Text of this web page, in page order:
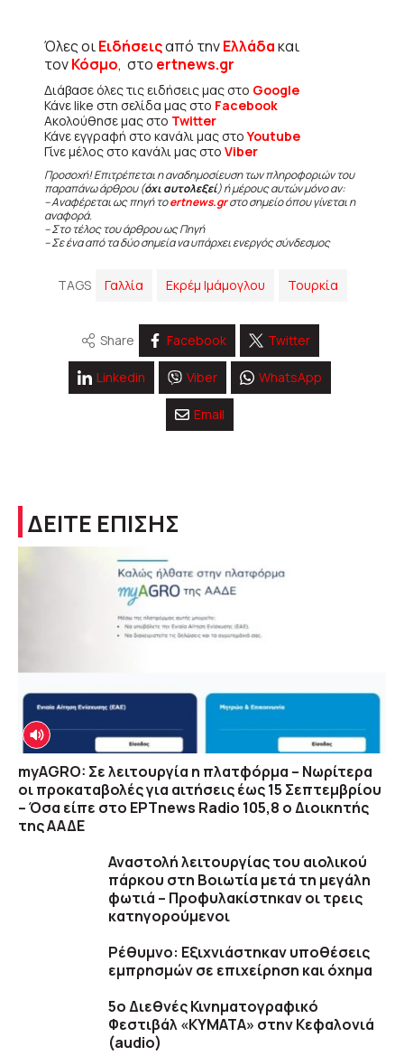
Όλες οιΕιδήσειςαπό τηνΕλλάδακαι
τονΚόσμο, στο ertnews.gr
Διάβασε όλες τις ειδήσεις μας στο Google
Κάνε like στη σελίδα μας στο Facebook
Ακολούθησε μας στο Twitter
Κάνε εγγραφή στο κανάλι μας στοYoutube
Γίνε μέλος στο κανάλι μας στο Viber
Προσοχή! Επιτρέπεται η αναδημοσίευση των πληροφοριών του
παραπάνω άρθρου (όχι αυτολεξεί) ή μέρους αυτών μόνο αν:
– Αναφέρεται ως πηγή τοertnews.grστο σημείο όπου γίνεται η
αναφορά.
– Στο τέλος του άρθρου ως Πηγή
– Σε ένα από τα δύο σημεία να υπάρχει ενεργός σύνδεσμος
TAGS Γαλλία Εκρέμ Ιμάμογλου Τουρκία
Share Facebook Twitter
Linkedin Viber WhatsApp
Email
ΔΕΙΤΕ ΕΠΙΣΗΣ
myAGRO: Σε λειτουργία η πλατφόρμα – Νωρίτερα
οι προκαταβολές για αιτήσεις έως 15 Σεπτεμβρίου
– Όσα είπε στο ΕΡΤnews Radio 105,8 ο Διοικητής
της ΑΑΔΕ
Αναστολή λειτουργίας του αιολικού
πάρκου στη Βοιωτία μετά τη μεγάλη
φωτιά – Προφυλακίστηκαν οι τρεις
κατηγορούμενοι
Ρέθυμνο: Εξιχνιάστηκαν υποθέσεις
εμπρησμών σε επιχείρηση και όχημα
5ο Διεθνές Κινηματογραφικό
Φεστιβάλ «ΚΥΜΑΤΑ» στην Κεφαλονιά
(audio)